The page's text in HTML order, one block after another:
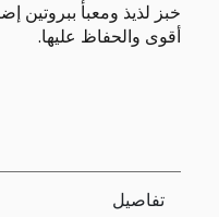
خبز لذيذ ومعبأ
أقوى والحفاظ عليها.
تفاصيل